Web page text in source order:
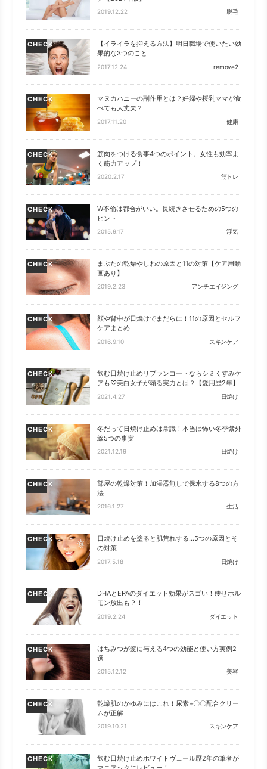
2019.12.22 脱毛
CHECK
【イライラを抑える方法】明日職場で使いたい効
果的な3つのこと
2017.12.24 remove2
CHECK
マヌカハニーの副作用とは？妊婦や授乳ママが食
べても大丈夫？
2017.11.20 健康
CHECK
筋肉をつける食事4つのポイント。女性も効率よ
く筋力アップ！
2020.2.17 筋トレ
CHECK
W不倫は都合がいい。長続きさせるための5つの
ヒント
2015.9.17 浮気
CHECK
まぶたの乾燥やしわの原因と11の対策【ケア用動
画あり】
2019.2.23 アンチエイジング
CHECK
顔や背中が日焼けでまだらに！11の原因とセルフ
ケアまとめ
2016.9.10 スキンケア
CHECK
飲む日焼け止めリブランコートならシミくすみケ
アも♡美白女子が頼る実力とは？【愛用歴2年】
2021.4.27 日焼け
CHECK
冬だって日焼け止めは常識！本当は怖い冬季紫外
線5つの事実
2021.12.19 日焼け
CHECK
部屋の乾燥対策！加湿器無しで保水する8つの方
法
2016.1.27 生活
CHECK
日焼け止めを塗ると肌荒れする…5つの原因とそ
の対策
2017.5.18 日焼け
CHECK
DHAとEPAのダイエット効果がスゴい！痩せホル
モン放出も？！
2019.2.24 ダイエット
CHECK
はちみつが髪に与える4つの効能と使い方実例2
選
2015.12.12 美容
CHECK
乾燥肌のかゆみにはこれ！尿素+〇〇配合クリー
ムが正解
2019.10.21 スキンケア
CHECK
飲む日焼け止めホワイトヴェール歴2年の筆者が